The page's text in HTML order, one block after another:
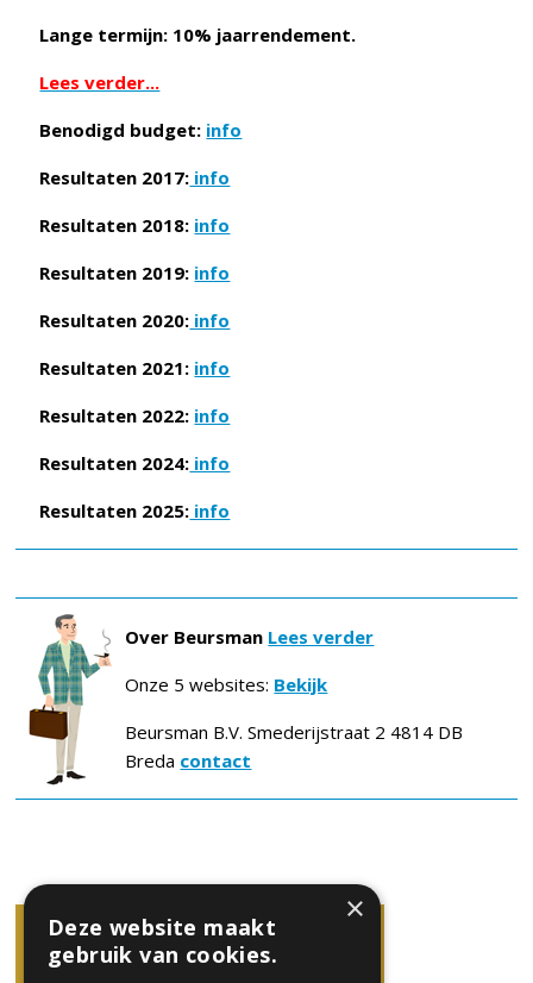
Lange termijn: 10% jaarrendement.
Lees verder...
Benodigd budget: info
Resultaten 2017: info
Resultaten 2018: info
Resultaten 2019: info
Resultaten 2020: info
Resultaten 2021: info
Resultaten 2022: info
Resultaten 2024: info
Resultaten 2025: info
Over Beursman Lees verder
Onze 5 websites: Bekijk
Beursman B.V. Smederijstraat 2 4814 DB
Breda contact
×
Deze website maakt
gebruik van cookies.